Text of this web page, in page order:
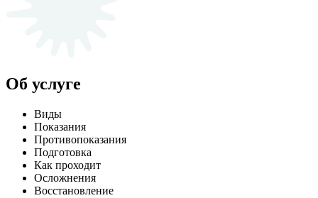
Об услуге
Виды
Показания
Противопоказания
Подготовка
Как проходит
Осложнения
Восстановление